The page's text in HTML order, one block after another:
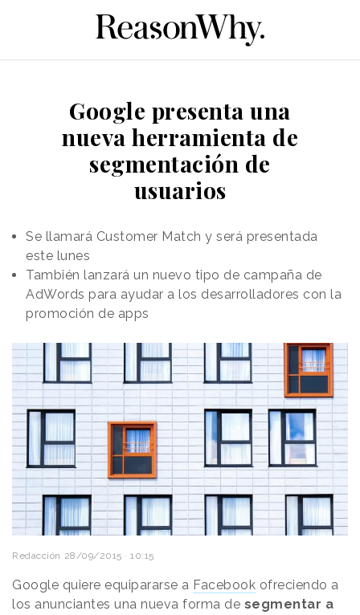
Google presenta una
nueva herramienta de
segmentación de
usuarios
Se llamará Customer Match y será presentada
este lunes
También lanzará un nuevo tipo de campaña de
AdWords para ayudar a los desarrolladores con la
promoción de apps
Redacción 28/09/2015 · 10:15
Google quiere equipararse a Facebook ofreciendo a
los anunciantes una nueva forma de segmentar a